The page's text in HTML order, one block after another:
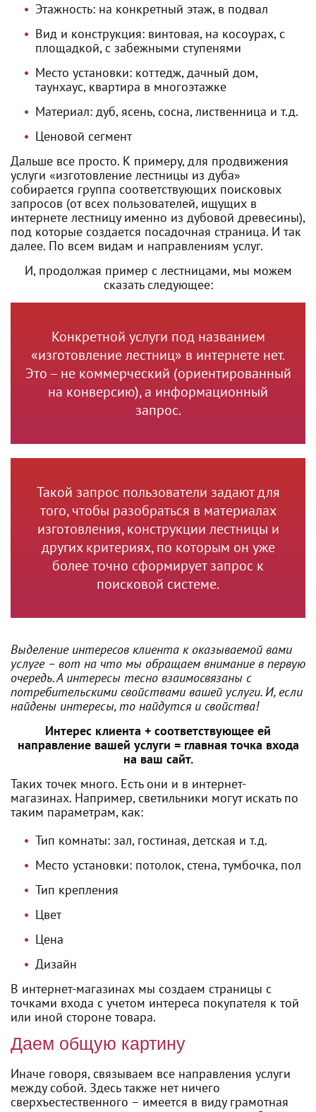
Этажность: на конкретный этаж, в подвал
Вид и конструкция: винтовая, на косоурах, с
площадкой, с забежными ступенями
Место установки: коттедж, дачный дом,
таунхаус, квартира в многоэтажке
Материал: дуб, ясень, сосна, лиственница и т.д.
Ценовой сегмент
Дальше все просто. К примеру, для продвижения
услуги «изготовление лестницы из дуба»
собирается группа соответствующих поисковых
запросов (от всех пользователей, ищущих в
интернете лестницу именно из дубовой древесины),
под которые создается посадочная страница. И так
далее. По всем видам и направлениям услуг.
И, продолжая пример с лестницами, мы можем
сказать следующее:
Конкретной услуги под названием
«изготовление лестниц» в интернете нет.
Это – не коммерческий (ориентированный
на конверсию), а информационный
запрос.
Такой запрос пользователи задают для
того, чтобы разобраться в материалах
изготовления, конструкции лестницы и
других критериях, по которым он уже
более точно сформирует запрос к
поисковой системе.
Выделение интересов клиента к оказываемой вами
услуге – вот на что мы обращаем внимание в первую
очередь. А интересы тесно взаимосвязаны с
потребительскими свойствами вашей услуги. И, если
найдены интересы, то найдутся и свойства!
Интерес клиента + соответствующее ей
направление вашей услуги = главная точка входа
на ваш сайт.
Таких точек много. Есть они и в интернет-
магазинах. Например, светильники могут искать по
таким параметрам, как:
Тип комнаты: зал, гостиная, детская и т.д.
Место установки: потолок, стена, тумбочка, пол
Тип крепления
Цвет
Цена
Дизайн
В интернет-магазинах мы создаем страницы с
точками входа с учетом интереса покупателя к той
или иной стороне товара.
Даем общую картину
Иначе говоря, связываем все направления услуги
между собой. Здесь также нет ничего
сверхъестественного – имеется в виду грамотная